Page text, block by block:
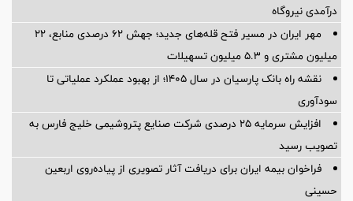
درآمدی نیروگاه
مهر ایران در مسیر فتح قله‌های جدید؛ جهش ۶۲ درصدی منابع، ۲۲
میلیون مشتری و ۵.۳ میلیون تسهیلات
نقشه راه بانک پارسیان در سال ۱۴۰۵؛ از بهبود عملکرد عملیاتی تا
سودآوری
افزایش سرمایه ۲۵ درصدی شرکت صنایع پتروشیمی خلیج فارس به
تصویب رسید
فراخوان بیمه ایران برای دریافت آثار تصویری از پیاده‌روی اربعین
حسینی